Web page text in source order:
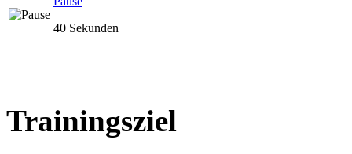
40 Sekunden
Trainingsziel